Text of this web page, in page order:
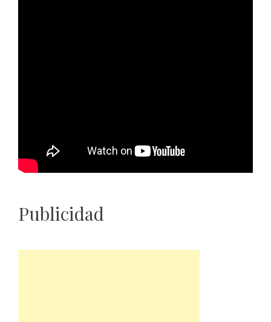
Publicidad